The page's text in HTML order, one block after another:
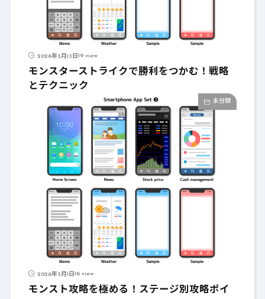
2026年3月13日19 view
モンスターストライクで勝利をつかむ！戦略
とテクニック
未分類
2026年3月1日16 view
モンスト攻略を極める！ステージ別攻略ポイ